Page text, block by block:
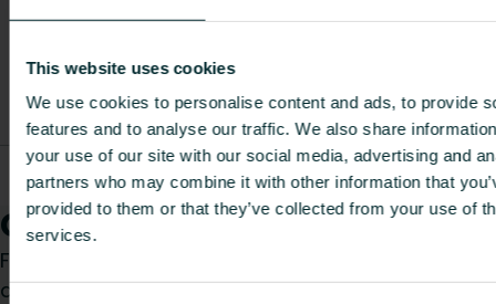
This website uses cookies
We use cookies to personalise content and ads, to provide
features and to analyse our traffic. We also share
your use of our site with our social media, advertising and
partners who may combine it with other information that
provided to them or that they’ve collected from your use of
services.
Descriere
articol
Lungime
Greutate
FBMCA251001200P0
Rolljet EPS
80 25 mm
1000 4.5
Cum vă putem ajuta?
Fie că sunteți un instalator, arhitect, proiectant,
distribuitor sau utilizator final, alegeți o categorie